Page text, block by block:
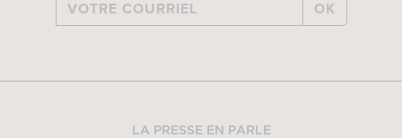
OK
LA PRESSE EN PARLE